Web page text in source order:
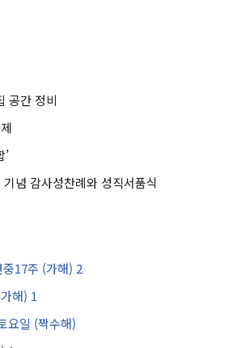
공간 정비
’
념 감사성찬례와 성직서품식
중17주 (가해) 2
해) 1
요일 (짝수해)